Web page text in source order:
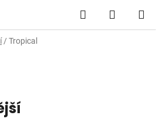
Hledat
KOŠÍK
/ Tropical